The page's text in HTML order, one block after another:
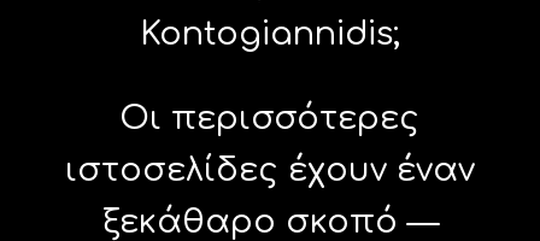
Kontogiannidis;
Οι περισσότερες
ιστοσελίδες έχουν έναν
ξεκάθαρο σκοπό —